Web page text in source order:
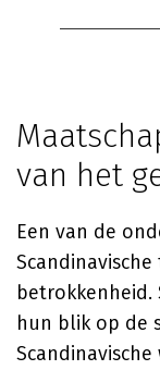
van het
Een van de
betrokkenheid.
hun blik op de